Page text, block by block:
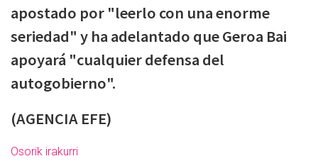
apostado por "leerlo con una enorme
seriedad" y ha adelantado que Geroa Bai
apoyará "cualquier defensa del
autogobierno".
(AGENCIA EFE)
Osorik irakurri